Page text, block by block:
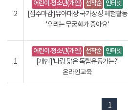
2
어린이·청소년(개인) 선착순 인터넷
[접수마감]유아대상 국가상징 체험활동
'우리는 무궁화가 좋아요'
1
어린이·청소년(개인) 선착순 인터넷
[개인]'나랑 닮은 독립운동가는?'
온라인교육
1